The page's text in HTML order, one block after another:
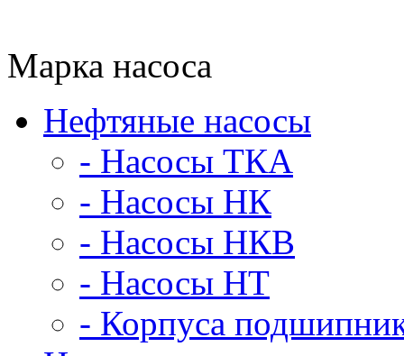
Марка насоса
Нефтяные насосы
- Насосы ТКА
- Насосы НК
- Насосы НКВ
- Насосы НТ
- Корпуса